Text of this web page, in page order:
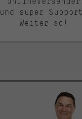
und super
Weiter so!